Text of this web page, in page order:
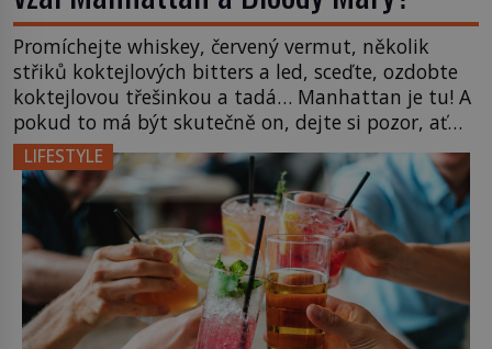
Promíchejte whiskey, červený vermut, několik
střiků koktejlových bitters a led, sceďte, ozdobte
koktejlovou třešinkou a tadá… Manhattan je tu! A
pokud to má být skutečně on, dejte si pozor, ať
místo klasické americké rye whiskey či klidně
bourbonu nepoužijete skotskou whisku. Co se
stane? Inu, koktejl bude stále skvělý, ale už to
nebude Manhattan ale […]
LIFESTYLE